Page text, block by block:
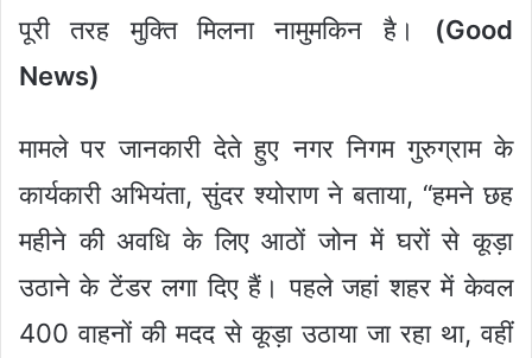
पूरी तरह मुक्ति मिलना नामुमकिन है। (Good
News)
मामले पर जानकारी देते हुए नगर निगम गुरुग्राम के
कार्यकारी अभियंता, सुंदर श्योराण ने बताया, “हमने छह
महीने की अवधि के लिए आठों जोन में घरों से कूड़ा
उठाने के टेंडर लगा दिए हैं। पहले जहां शहर में केवल
400 वाहनों की मदद से कूड़ा उठाया जा रहा था, वहीं